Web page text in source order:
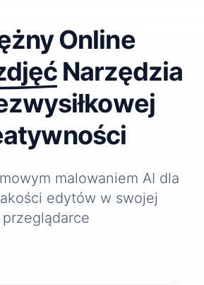
Online
Narzędzia
malowaniem AI dla
edytów w swojej
przeglądarce